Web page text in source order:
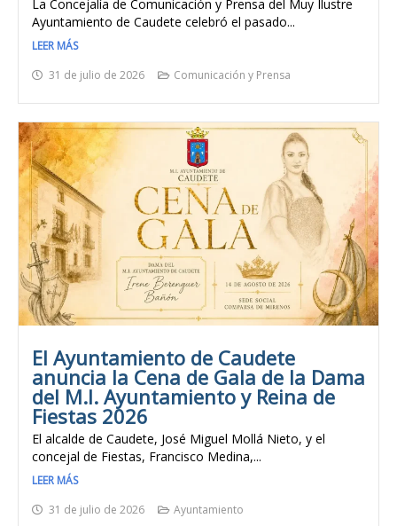
La Concejalía de Comunicación y Prensa del Muy Ilustre
Ayuntamiento de Caudete celebró el pasado...
LEER MÁS
31 de julio de 2026
Comunicación y Prensa
El Ayuntamiento de Caudete
anuncia la Cena de Gala de la Dama
del M.I. Ayuntamiento y Reina de
Fiestas 2026
El alcalde de Caudete, José Miguel Mollá Nieto, y el
concejal de Fiestas, Francisco Medina,...
LEER MÁS
31 de julio de 2026
Ayuntamiento